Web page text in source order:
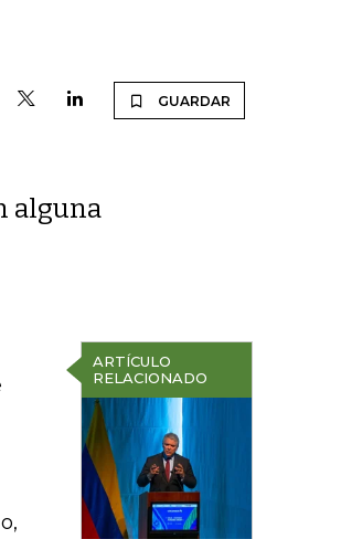
GUARDAR
alguna
ARTÍCULO
RELACIONADO